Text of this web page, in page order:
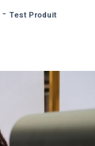
- Test Produit